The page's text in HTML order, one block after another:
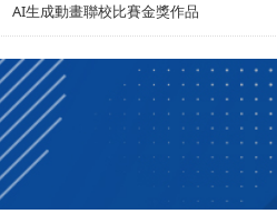
AI生成動畫聯校比賽金獎作品